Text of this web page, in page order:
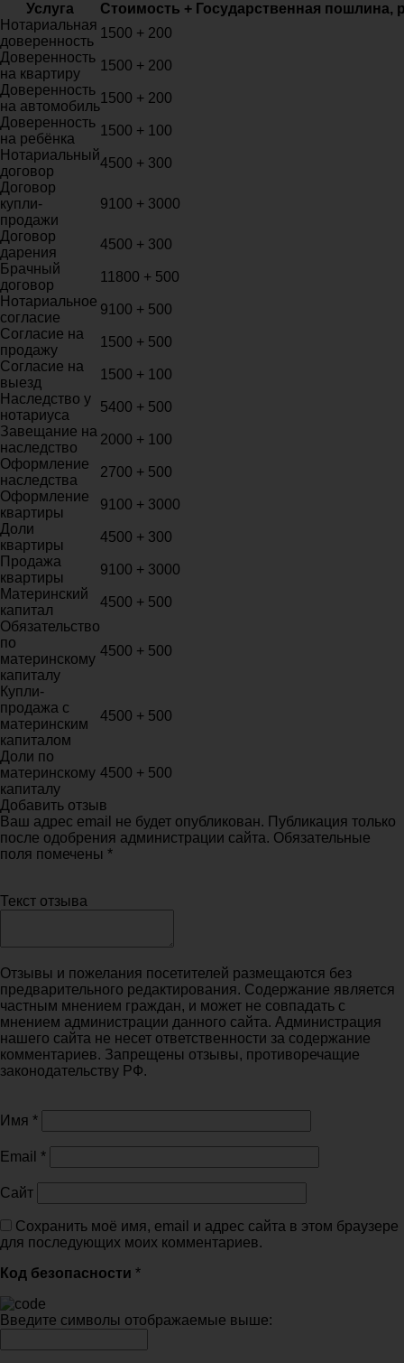
Услуга
Стоимость + Государственная пошлина,
Нотариальная
доверенность
1500 + 200
Доверенность
на квартиру
1500 + 200
Доверенность
на автомобиль
1500 + 200
Доверенность
на ребёнка
1500 + 100
Нотариальный
договор
4500 + 300
Договор
купли-
продажи
9100 + 3000
Договор
дарения
4500 + 300
Брачный
договор
11800 + 500
Нотариальное
согласие
9100 + 500
Согласие на
продажу
1500 + 500
Согласие на
выезд
1500 + 100
Наследство у
нотариуса
5400 + 500
Завещание на
наследство
2000 + 100
Оформление
наследства
2700 + 500
Оформление
квартиры
9100 + 3000
Доли
квартиры
4500 + 300
Продажа
квартиры
9100 + 3000
Материнский
капитал
4500 + 500
Обязательство
по
материнскому
капиталу
4500 + 500
Купли-
продажа с
материнским
капиталом
4500 + 500
Доли по
материнскому
капиталу
4500 + 500
Добавить отзыв
Ваш адрес email не будет опубликован. Публикация только
после одобрения администрации сайта. Обязательные
поля помечены *
Текст отзыва
Отзывы и пожелания посетителей размещаются без
предварительного редактирования. Содержание является
частным мнением граждан, и может не совпадать с
мнением администрации данного сайта. Администрация
нашего сайта не несет ответственности за содержание
комментариев. Запрещены отзывы, противоречащие
законодательству РФ.
Имя *
Email *
Сайт
Сохранить моё имя, email и адрес сайта в этом браузере
для последующих моих комментариев.
Код безопасности *
Введите символы отображаемые выше: